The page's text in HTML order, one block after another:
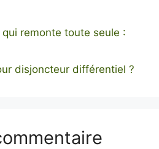
remonte toute seule :
disjoncteur différentiel ?